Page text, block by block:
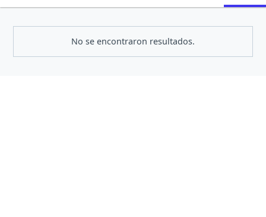
No se encontraron resultados.